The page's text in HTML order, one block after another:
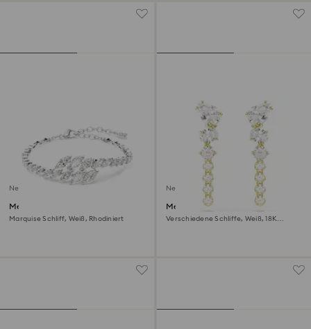
Neu
Mesmera Armband
Marquise Schliff, Weiß, Rhodiniert
Neu
Mesmera Drop-Ohrhänger
Verschiedene Schliffe, Weiß, 18K